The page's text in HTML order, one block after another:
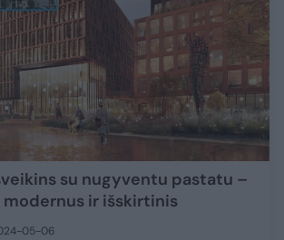
su nugyventu pastatu –
ir išskirtinis
05-06